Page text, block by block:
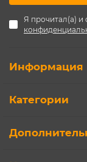
Я прочитал(а) и
Информация
Категории